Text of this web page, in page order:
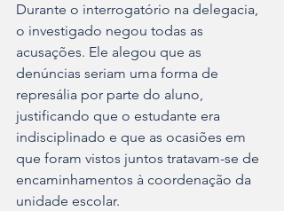
Durante o interrogatório na delegacia,
o investigado negou todas as
acusações. Ele alegou que as
denúncias seriam uma forma de
represália por parte do aluno,
justificando que o estudante era
indisciplinado e que as ocasiões em
que foram vistos juntos tratavam-se de
encaminhamentos à coordenação da
unidade escolar.